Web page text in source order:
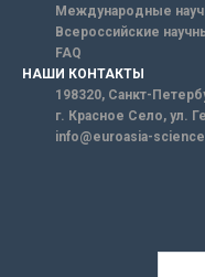
Международные
Всероссийские
FAQ
НАШИ КОНТАКТЫ
198320, Санкт-
г. Красное Село, ул.
info@euroasia-